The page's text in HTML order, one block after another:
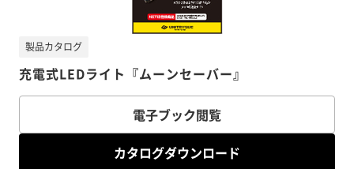
充電式LEDライト『ムーンセーバー』
製品カタログ
電子ブック閲覧
カタログダウンロード